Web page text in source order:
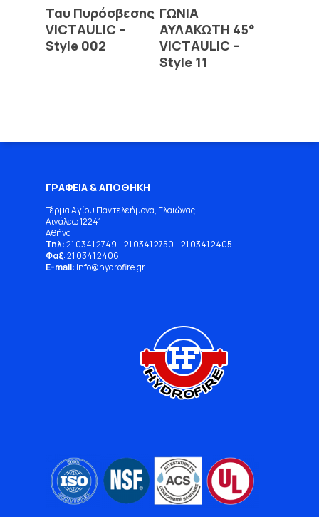
Read More
Ταυ Πυρόσβεσης
VICTAULIC –
Style 002
Read More
ΓΩΝΙΑ
ΑΥΛΑΚΩΤΗ 45°
VICTAULIC –
Style 11
ΓΡΑΦΕΙΑ & ΑΠΟΘΗΚΗ
Τέρμα Αγίου Παντελεήμονα, Ελαιώνας
Αιγάλεω 12241
Αθήνα
Τηλ:21 0341 2749–21 0341 2750–21 0341 2405
Φαξ: 21 0341 2406
E-mail: info@hydrofire.gr